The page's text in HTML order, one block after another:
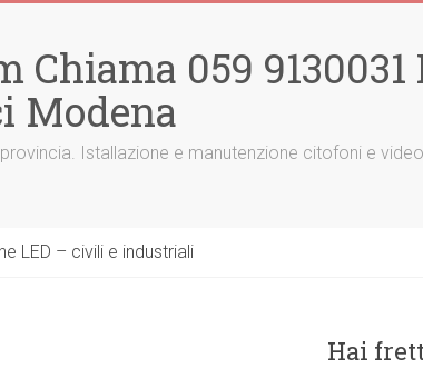
059
Modena
Istallazione e manutenzione citofoni e
LED – civili e industriali
Hai